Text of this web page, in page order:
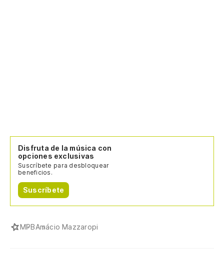
Disfruta de la música con
opciones exclusivas
Suscríbete para desbloquear
beneficios.
Suscríbete
MPBAmácio Mazzaropi